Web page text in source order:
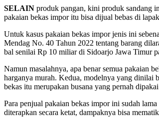
SELAIN produk pangan, kini produk sandang
pakaian bekas impor itu bisa dijual bebas di
Untuk kasus pakaian bekas impor jenis ini
Mendag No. 40 Tahun 2022 tentang barang
bal senilai Rp 10 miliar di Sidoarjo Jawa Timur
Namun masalahnya, apa benar semua pakaian
harganya murah. Kedua, modelnya yang dinilai
bekas itu merupakan busana yang pernah
Para penjual pakaian bekas impor ini sudah
diterapkan secara ketat, dampaknya bisa